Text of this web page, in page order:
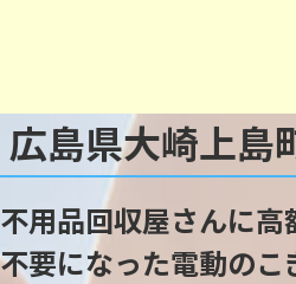
広島県大崎上島
不用品回収屋さんに
不要になった電動のこ